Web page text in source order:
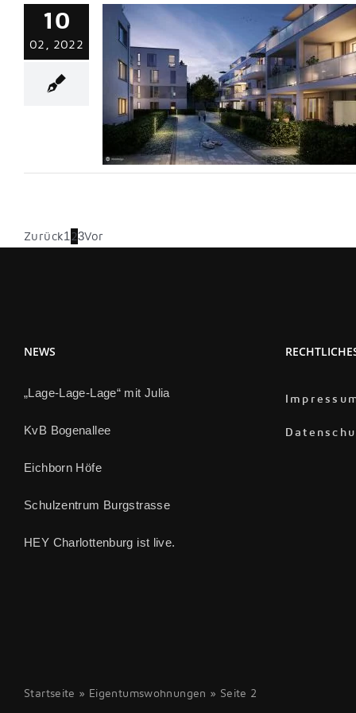
10
02, 2022
Herzstück“
Zurück1 23Vor
NEWS
„Lage-Lage-Lage“ mit Julia
KvB Bogenallee
Eichborn Höfe
Schulzentrum Burgstrasse
HEY Charlottenburg ist live.
Startseite » Eigentumswohnungen » Seite 2